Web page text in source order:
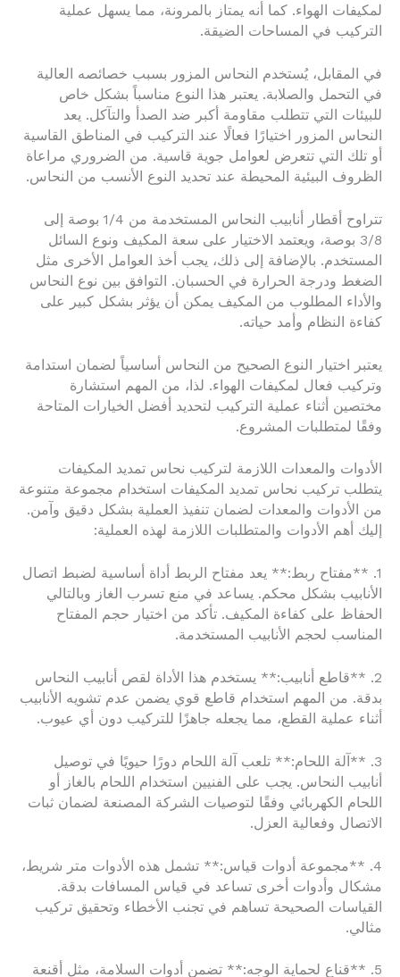
لمكيفات الهواء. كما أنه يمتاز بالمرونة، مما يسهل عملية
التركيب في المساحات الضيقة.
في المقابل، يُستخدم النحاس المزور بسبب خصائصه العالية
في التحمل والصلابة. يعتبر هذا النوع مناسباً بشكل خاص
للبيئات التي تتطلب مقاومة أكبر ضد الصدأ والتآكل. يعد
النحاس المزور اختيارًا فعالًا عند التركيب في المناطق القاسية
أو تلك التي تتعرض لعوامل جوية قاسية. من الضروري مراعاة
الظروف البيئية المحيطة عند تحديد النوع الأنسب من النحاس.
تتراوح أقطار أنابيب النحاس المستخدمة من 1/4 بوصة إلى
3/8 بوصة، ويعتمد الاختيار على سعة المكيف ونوع السائل
المستخدم. بالإضافة إلى ذلك، يجب أخذ العوامل الأخرى مثل
الضغط ودرجة الحرارة في الحسبان. التوافق بين نوع النحاس
والأداء المطلوب من المكيف يمكن أن يؤثر بشكل كبير على
كفاءة النظام وأمد حياته.
يعتبر اختيار النوع الصحيح من النحاس أساسياً لضمان استدامة
وتركيب فعال لمكيفات الهواء. لذا، من المهم استشارة
مختصين أثناء عملية التركيب لتحديد أفضل الخيارات المتاحة
وفقًا لمتطلبات المشروع.
الأدوات والمعدات اللازمة لتركيب نحاس تمديد المكيفات
يتطلب تركيب نحاس تمديد المكيفات استخدام مجموعة متنوعة
من الأدوات والمعدات لضمان تنفيذ العملية بشكل دقيق وآمن.
إليك أهم الأدوات والمتطلبات اللازمة لهذه العملية:
1. **مفتاح ربط:** يعد مفتاح الربط أداة أساسية لضبط اتصال
الأنابيب بشكل محكم. يساعد في منع تسرب الغاز وبالتالي
الحفاظ على كفاءة المكيف. تأكد من اختيار حجم المفتاح
المناسب لحجم الأنابيب المستخدمة.
2. **قاطع أنابيب:** يستخدم هذا الأداة لقص أنابيب النحاس
بدقة. من المهم استخدام قاطع قوي يضمن عدم تشويه الأنابيب
أثناء عملية القطع، مما يجعله جاهزًا للتركيب دون أي عيوب.
3. **آلة اللحام:** تلعب آلة اللحام دورًا حيويًا في توصيل
أنابيب النحاس. يجب على الفنيين استخدام اللحام بالغاز أو
اللحام الكهربائي وفقًا لتوصيات الشركة المصنعة لضمان ثبات
الاتصال وفعالية العزل.
4. **مجموعة أدوات قياس:** تشمل هذه الأدوات متر شريط،
مشكال وأدوات أخرى تساعد في قياس المسافات بدقة.
القياسات الصحيحة تساهم في تجنب الأخطاء وتحقيق تركيب
مثالي.
5. **قناع لحماية الوجه:** تضمن أدوات السلامة، مثل أقنعة